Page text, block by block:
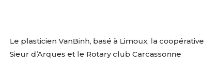
Le plasticien VanBinh, basé à Limoux, la coopérative
Sieur d’Arques et le Rotary club Carcassonne